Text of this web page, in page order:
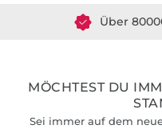
MÖCHTEST DU
Sei immer auf dem